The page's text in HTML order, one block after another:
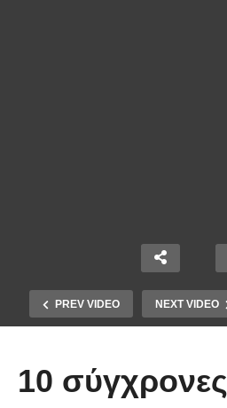
PREV VIDEO NEXT VIDEO
10 σύγχρονες